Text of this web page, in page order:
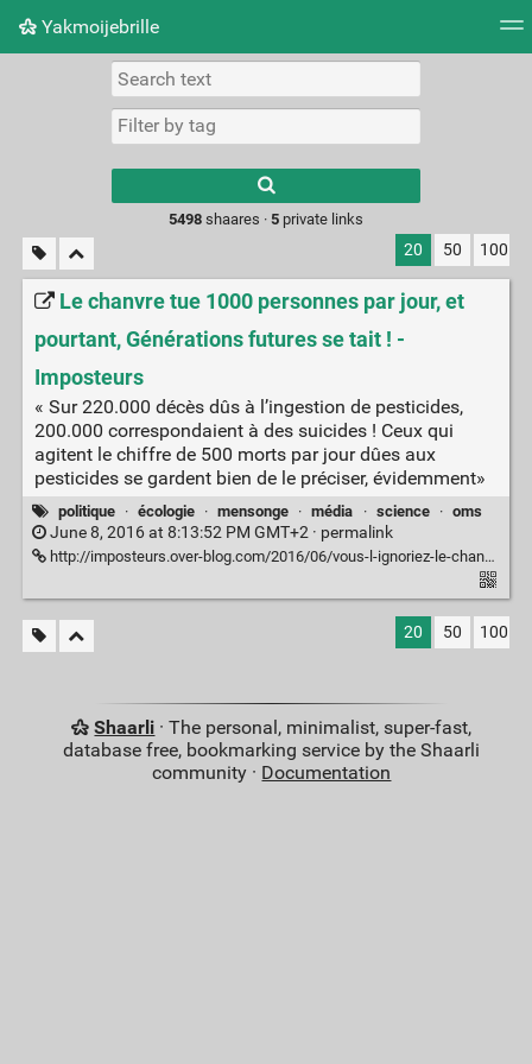
Yakmoijebrille
Picture wall
results.
5498shaares · 5private links
20 50 100
Le chanvre tue 1000 personnes par jour, et
pourtant, Générations futures se tait ! -
Imposteurs
« Sur 220.000 décès dûs à l’ingestion de pesticides,
200.000 correspondaient à des suicides ! Ceux qui
agitent le chiffre de 500 morts par jour dûes aux
pesticides se gardent bien de le préciser, évidemment»
politique · écologie · mensonge · média · science · oms
June 8, 2016 at 8:13:52 PM GMT+2 · permalink
http://imposteurs.over-blog.com/2016/06/vous-l-ignoriez-le-chanvre-tue-environ-1000-personnes-par-jour-dans-le-monde-je-ne-parle-pas-ici-du-cannabis-utilise-comme-drogue-ma
20 50 100
Shaarli · The personal, minimalist, super-fast,
database free, bookmarking service by the Shaarli
community · Documentation